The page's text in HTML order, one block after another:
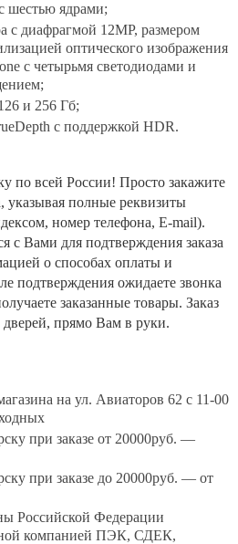
шестью ядрами;
с диафрагмой 12MP, размером
оптического изображения
с четырьмя светодиодами и
и 256 Гб;
с поддержкой HDR.
по всей России! Просто закажите
указывая полные реквизиты
номер телефона, E-mail).
Вами для подтверждения заказа
о способах оплаты и
подтверждения ожидаете звонка
заказанные товары. Заказ
дверей, прямо Вам в руки.
на ул. Авиаторов 62 с 11-00
при заказе от 20000руб. —
при заказе до 20000руб. — от
Российской Федерации
компанией ПЭК, СДЕК,